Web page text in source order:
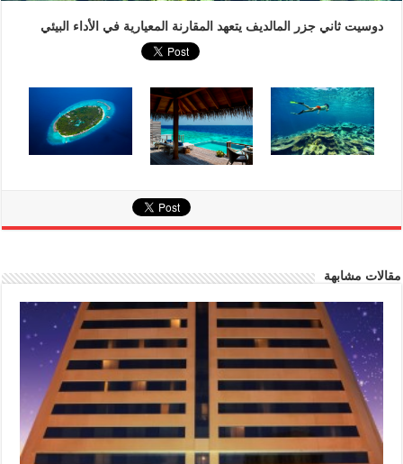
دوسيت ثاني جزر المالديف يتعهد المقارنة المعيارية في الأداء البيئي
مقالات مشابهة